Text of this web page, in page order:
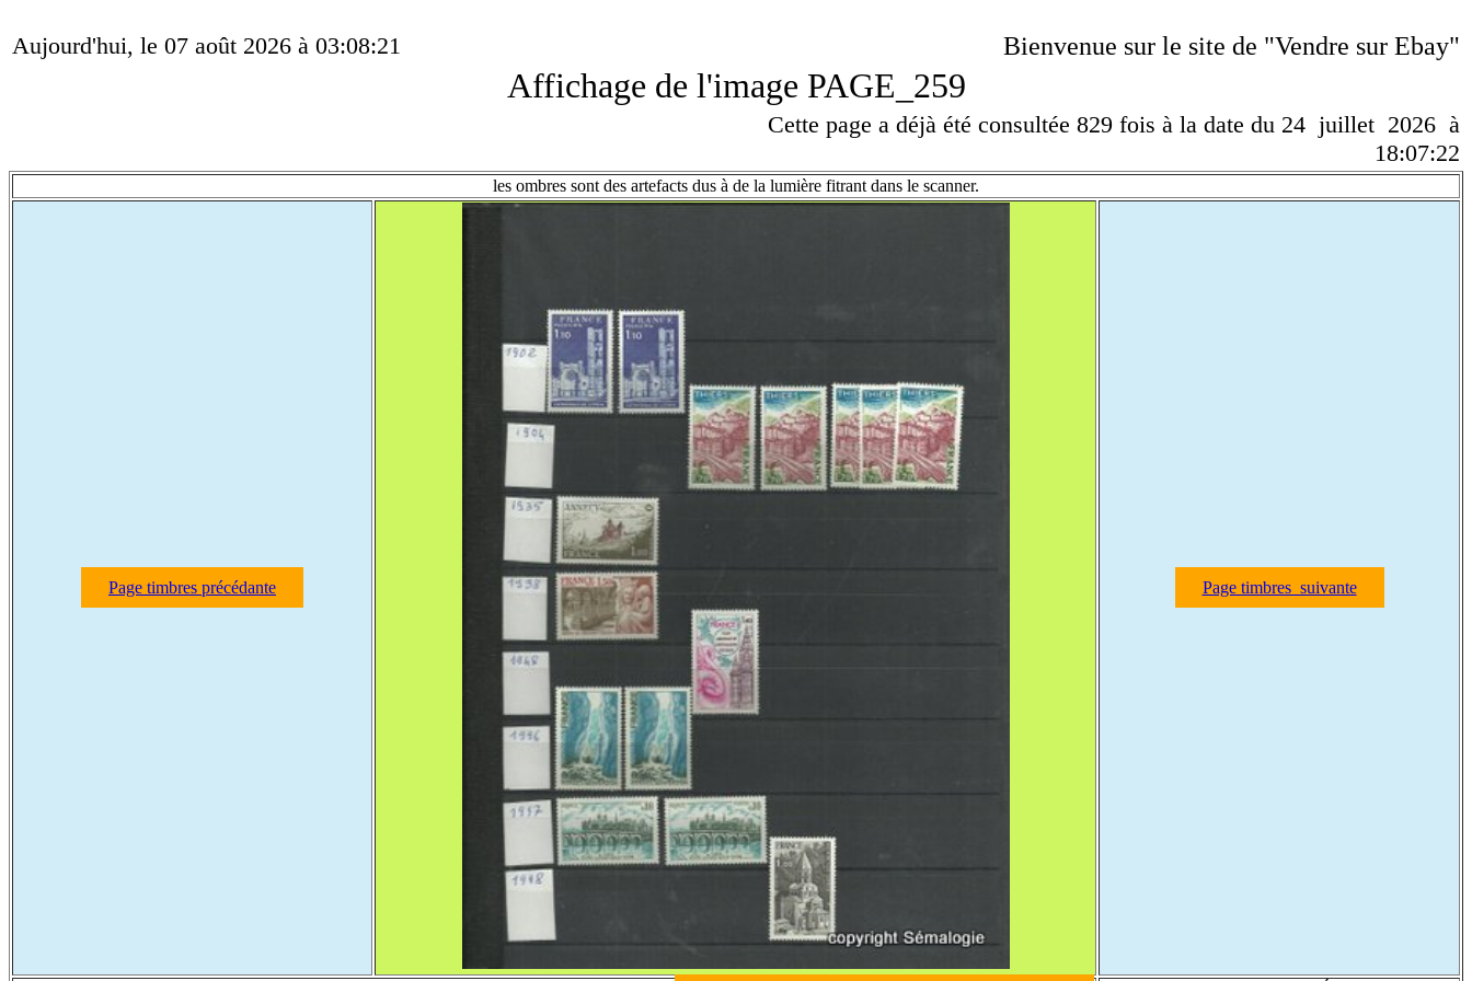
Aujourd'hui, le 07 août 2026 à 03:08:21 Bienvenue sur le site de "Vendre sur Ebay"
Affichage de l'image PAGE_259
Cette page a déjà été consultée 829 fois à la date du 24 juillet 2026 à
18:07:22
les ombres sont des artefacts dus à de la lumière fitrant dans le scanner.
Page timbres précédante Page timbres suivante